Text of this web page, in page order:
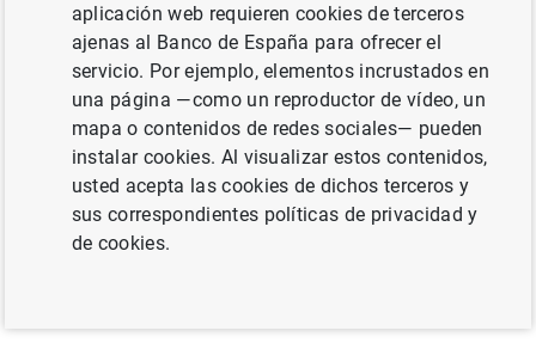
El BCE pide a las entidades de crédito que
se abstengan de repartir dividendos o que
los limiten hasta septiembre de 2021 (240
aplicación web requieren cookies de terceros
ajenas al Banco de España para ofrecer el
servicio. Por ejemplo, elementos incrustados en
una página —como un reproductor de vídeo, un
mapa o contenidos de redes sociales— pueden
instalar cookies. Al visualizar estos contenidos,
usted acepta las cookies de dichos terceros y
sus correspondientes políticas de privacidad y
de cookies.